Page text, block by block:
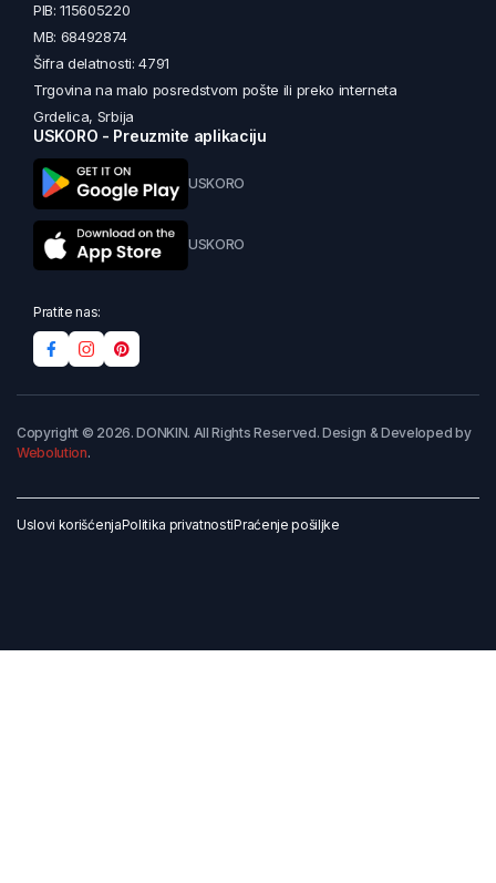
PIB: 115605220
MB: 68492874
Šifra delatnosti: 4791
Trgovina na malo posredstvom pošte ili preko interneta
Grdelica, Srbija
USKORO - Preuzmite aplikaciju
USKORO
USKORO
Pratite nas:
Copyright © 2026. DONKIN. All Rights Reserved. Design & Developed by
Webolution.
Uslovi korišćenjaPolitika privatnostiPraćenje pošiljke